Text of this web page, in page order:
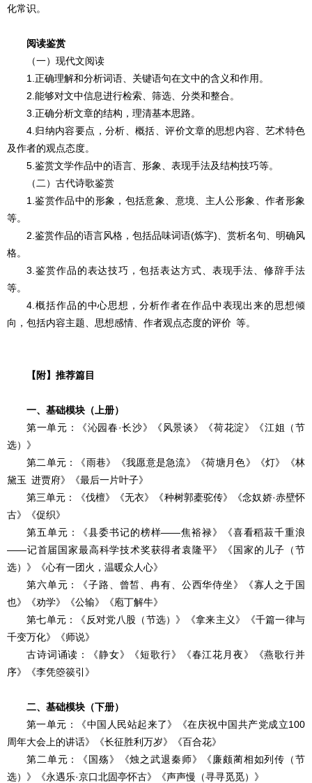
化常识。
阅读鉴赏
（一）现代文阅读
1.正确理解和分析词语、关键语句在文中的含义和作用。
2.能够对文中信息进行检索、筛选、分类和整合。
3.正确分析文章的结构，理清基本思路。
4.归纳内容要点，分析、概括、评价文章的思想内容、艺术特色
及作者的观点态度。
5.鉴赏文学作品中的语言、形象、表现手法及结构技巧等。
（二）古代诗歌鉴赏
1.鉴赏作品中的形象，包括意象、意境、主人公形象、作者形象
等。
2.鉴赏作品的语言风格，包括品味词语(炼字)、赏析名句、明确风
格。
3.鉴赏作品的表达技巧，包括表达方式、表现手法、修辞手法
等。
4.概括作品的中心思想，分析作者在作品中表现出来的思想倾
向，包括内容主题、思想感情、作者观点态度的评价 等。
【附】推荐篇目
一、基础模块（上册）
第一单元：《沁园春·长沙》《风景谈》《荷花淀》《江姐（节
选）》
第二单元：《雨巷》《我愿意是急流》《荷塘月色》《灯》《林
黛玉 进贾府》《最后一片叶子》
第三单元：《伐檀》《无衣》《种树郭橐驼传》《念奴娇·赤壁怀
古》《促织》
第五单元：《县委书记的榜样——焦裕禄》《喜看稻菽千重浪
——记首届国家最高科学技术奖获得者袁隆平》《国家的儿子（节
选）》《心有一团火，温暖众人心》
第六单元：《子路、曾皙、冉有、公西华侍坐》《寡人之于国
也》《劝学》《公输》《庖丁解牛》
第七单元：《反对党八股（节选）》《拿来主义》《千篇一律与
千变万化》《师说》
古诗词诵读：《静女》《短歌行》《春江花月夜》《燕歌行并
序》《李凭箜篌引》
二、基础模块（下册）
第一单元：《中国人民站起来了》《在庆祝中国共产党成立100
周年大会上的讲话》《长征胜利万岁》《百合花》
第二单元：《国殇》《烛之武退秦师》《廉颇蔺相如列传（节
选）》《永遇乐·京口北固亭怀古》《声声慢（寻寻觅觅）》